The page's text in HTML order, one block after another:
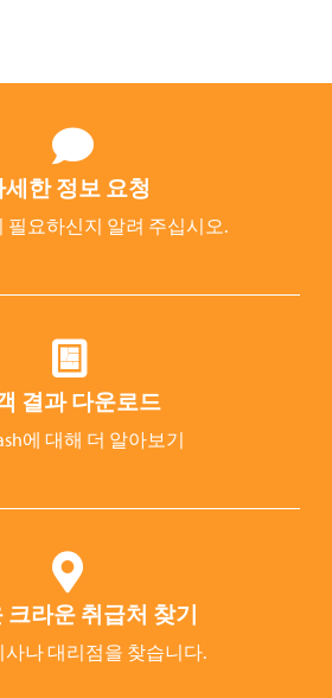
세한 정보 요청
필요하신지 알려 주십시오.
결과 다운로드
에 대해 더 알아보기
크라운 취급처 찾기
사나 대리점을 찾습니다.